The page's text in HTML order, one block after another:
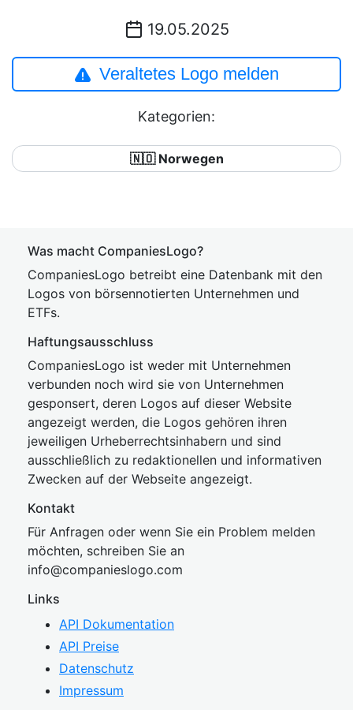
19.05.2025
Veraltetes Logo melden
Kategorien:
🇳🇴 Norwegen
Was macht CompaniesLogo?
CompaniesLogo betreibt eine Datenbank mit den
Logos von börsennotierten Unternehmen und
ETFs.
Haftungsausschluss
CompaniesLogo ist weder mit Unternehmen
verbunden noch wird sie von Unternehmen
gesponsert, deren Logos auf dieser Website
angezeigt werden, die Logos gehören ihren
jeweiligen Urheberrechtsinhabern und sind
ausschließlich zu redaktionellen und informativen
Zwecken auf der Webseite angezeigt.
Kontakt
Für Anfragen oder wenn Sie ein Problem melden
möchten, schreiben Sie an
info@companieslogo.com
Links
API Dokumentation
API Preise
Datenschutz
Impressum